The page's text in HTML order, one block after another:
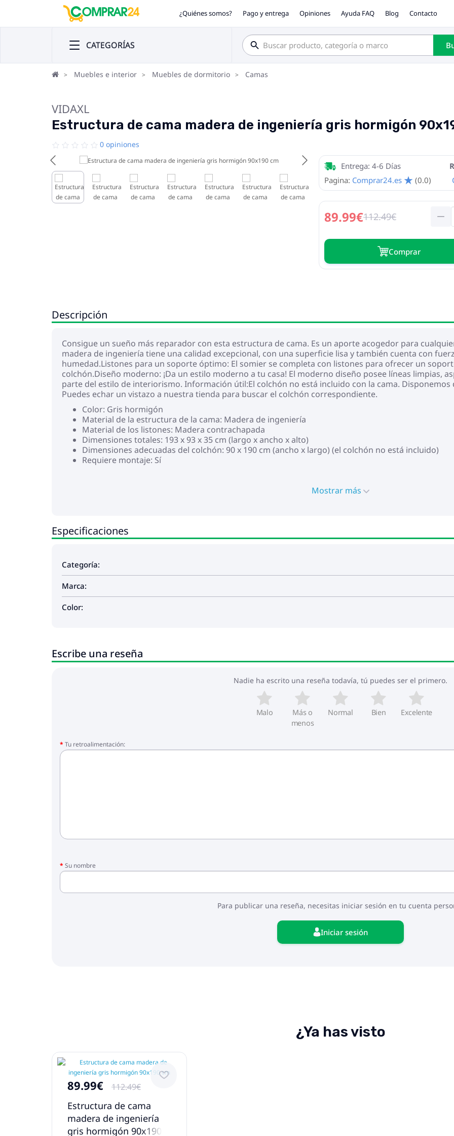
¿Quiénes somos? Pago y entrega Opiniones Ayuda FAQ Blog Contacto
CATEGORÍAS
Muebles e interior Muebles de dormitorio Camas
VIDAXL
Estructura de cama madera de ingeniería gris hormigón
0 opiniones
Entrega: 4-6 Días
Pagina: Comprar24.es (0.0)
89.99€112.49€
Сomprar
Descripción
Consigue un sueño más reparador con esta estructura de cama. Es un aporte acogedor para
madera de ingeniería tiene una calidad excepcional, con una superficie lisa y también cuenta con
humedad.Listones para un soporte óptimo: El somier se completa con listones para ofrecer un
colchón.Diseño moderno: ¡Da un estilo moderno a tu casa! El moderno diseño posee líneas limpias,
parte del estilo de interiorismo. Información útil:El colchón no está incluido con la cama. Disponemos
Puedes echar un vistazo a nuestra tienda para buscar el colchón correspondiente.
Color: Gris hormigón
Material de la estructura de la cama: Madera de ingeniería
Material de los listones: Madera contrachapada
Dimensiones totales: 193 x 93 x 35 cm (largo x ancho x alto)
Dimensiones adecuadas del colchón: 90 x 190 cm (ancho x largo) (el colchón no está incluido)
Requiere montaje: Sí
Mostrar más
Especificaciones
Categoría:
Marca:
Color:
Escribe una reseña
Nadie ha escrito una reseña todavía, tú puedes ser el primero.
Malo
Más o
menos
Normal Bien Excelente
Tu retroalimentación:
Su nombre
Para publicar una reseña, necesitas iniciar sesión en tu cuenta
Iniciar sesión
¿Ya has visto
89.99€ 112.49€
Estructura de cama
madera de ingeniería
gris hormigón 90x190